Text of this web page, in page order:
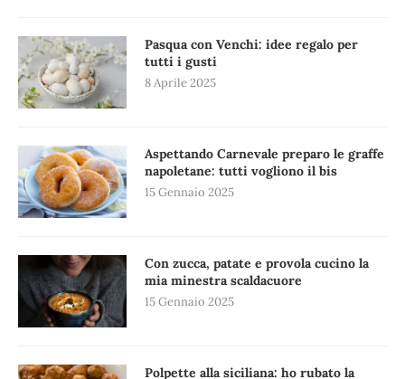
Pasqua con Venchi: idee regalo per
tutti i gusti
8 Aprile 2025
Aspettando Carnevale preparo le graffe
napoletane: tutti vogliono il bis
15 Gennaio 2025
Con zucca, patate e provola cucino la
mia minestra scaldacuore
15 Gennaio 2025
Polpette alla siciliana: ho rubato la